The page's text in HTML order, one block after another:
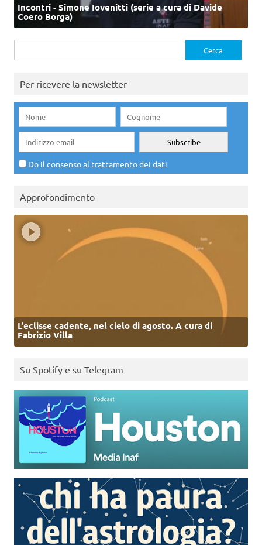
Incontri - Simone Iovenitti (serie a cura di Davide
Coero Borga)
per:
Per ricevere la newsletter
Do il consenso al trattamento dei dati
Approfondimento
L’eclisse cadente, nel cielo di agosto. A cura di
Fabrizio Villa
Su Spotify e su Telegram